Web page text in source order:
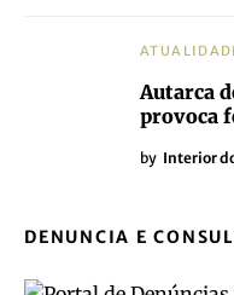
Autarca
provoca
by Interior
DENUNCIA E